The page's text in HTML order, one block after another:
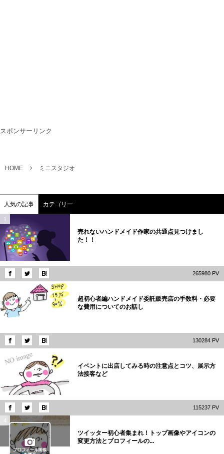
スポンサーリンク
HOME ミニスタジオ
人気の記事 カテゴリー
1
売れないハンドメイド作家の共通点見つけまし
た！！
265980 PV
超初心者編ハンドメイド委託販売店の手数料・必要
な費用についてのお話し
130284 PV
イベントに出店してみる時の注意点とコツ、展示方
法接客など
115237 PV
4
ツイッター初心者集まれ！トップ画像やアイコンの
変更方法とプロフィールの...